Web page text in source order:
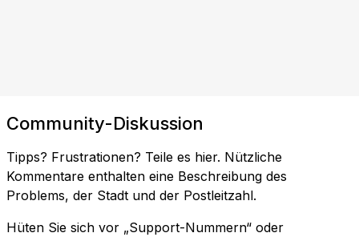
Community-Diskussion
Tipps? Frustrationen? Teile es hier. Nützliche
Kommentare enthalten eine Beschreibung des
Problems, der Stadt und der Postleitzahl.
Hüten Sie sich vor „Support-Nummern“ oder